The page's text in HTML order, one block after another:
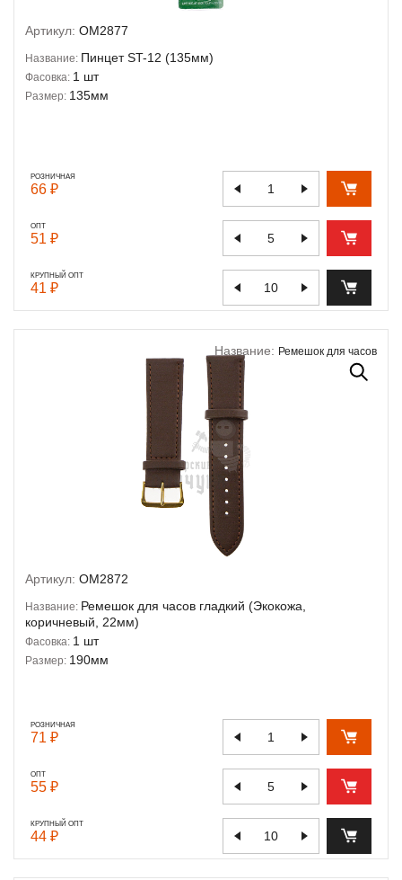
Артикул: OM2877
Название: Пинцет ST-12 (135мм)
Фасовка: 1 шт
Размер: 135мм
РОЗНИЧНАЯ
66 ₽
ОПТ
51 ₽
КРУПНЫЙ ОПТ
41 ₽
Название: Ремешок для часов
Артикул: OM2872
Название: Ремешок для часов гладкий (Экокожа,
коричневый, 22мм)
Фасовка: 1 шт
Размер: 190мм
РОЗНИЧНАЯ
71 ₽
ОПТ
55 ₽
КРУПНЫЙ ОПТ
44 ₽